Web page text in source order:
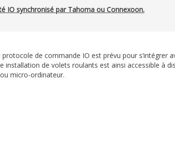
IO synchronisé par Tahoma ou Connexoon.
de commande IO est prévu pour s’intégrer
de volets roulants est ainsi accessible à
micro-ordinateur.